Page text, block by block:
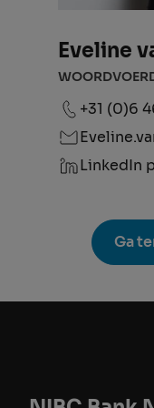
Eveline
+31 (0)6
LinkedIn
Ga